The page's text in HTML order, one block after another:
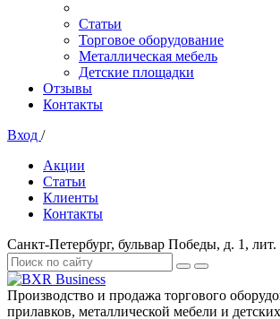
Статьи
Торговое оборудование
Металлическая мебель
Детские площадки
Отзывы
Контакты
Вход /
Акции
Статьи
Клиенты
Контакты
Санкт-Петербург, бульвар Победы, д. 1,
Производство и продажа торгового
прилавков, металлической мебели и